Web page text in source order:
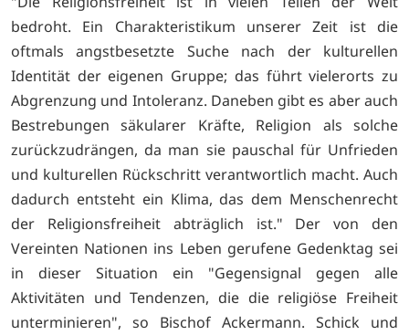
bedroht. Ein Charakteristikum unserer Zeit ist die
oftmals angstbesetzte Suche nach der kulturellen
Identität der eigenen Gruppe; das führt vielerorts zu
Abgrenzung und Intoleranz. Daneben gibt es aber auch
Bestrebungen säkularer Kräfte, Religion als solche
zurückzudrängen, da man sie pauschal für Unfrieden
und kulturellen Rückschritt verantwortlich macht. Auch
dadurch entsteht ein Klima, das dem Menschenrecht
der Religionsfreiheit abträglich ist." Der von den
Vereinten Nationen ins Leben gerufene Gedenktag sei
in dieser Situation ein "Gegensignal gegen alle
Aktivitäten und Tendenzen, die die religiöse Freiheit
unterminieren", so Bischof Ackermann. Schick und